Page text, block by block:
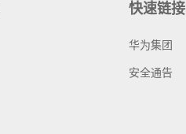
快速链接
华为集团
安全通告